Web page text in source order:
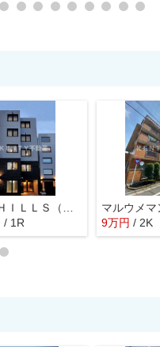
ＨＷ．ＨＩＬＬＳ（御嶽山）
/ 1R
マルウメマ
9万円 / 2K